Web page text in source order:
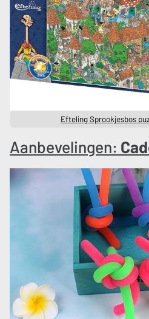
Efteling Sprookjesbos
Aanbevelingen: